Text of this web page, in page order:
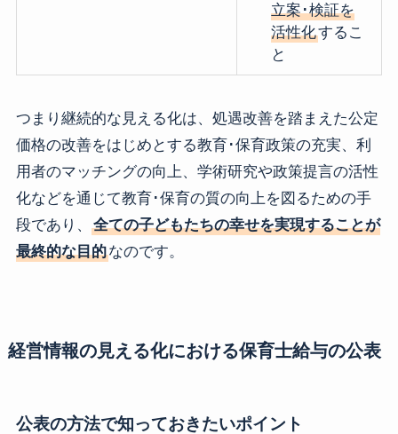
立案･検証を
活性化するこ
と
つまり継続的な見える化は、処遇改善を踏まえた公定
価格の改善をはじめとする教育･保育政策の充実、利
用者のマッチングの向上、学術研究や政策提言の活性
化などを通じて教育･保育の質の向上を図るための手
段であり、
全ての子どもたちの幸せを実現することが
最終的な目的なのです。
経営情報の見える化における保育士給与の公表
公表の方法で知っておきたいポイント